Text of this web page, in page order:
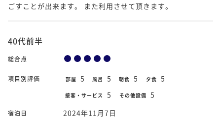
ごすことが出来ます。 また利用させて頂きます。
40代前半
総合点
項目別評価 部屋 5 風呂 5 朝食 5 夕食 5
接客・サービス 5 その他設備 5
宿泊日 2024年11月7日